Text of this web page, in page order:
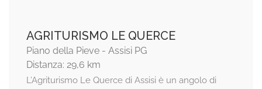
AGRITURISMO LE QUERCE
Piano della Pieve - Assisi PG
Distanza: 29,6 km
L’Agriturismo Le Querce di Assisi è un angolo di